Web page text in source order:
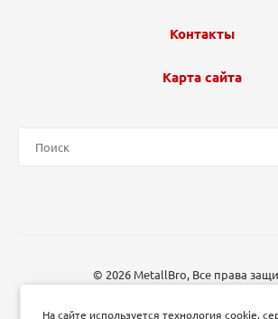
Контакты
Карта сайта
© 2026 MetallBro, Все права
На сайте используется технология cookie,